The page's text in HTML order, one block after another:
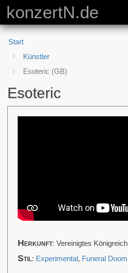
konzertN.de
Start
Künstler
Esoteric (GB)
Esoteric
Herkunft: Vereinigtes Königreich
Stil: Experimental , Funeral Doom